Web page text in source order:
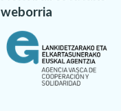
weborria